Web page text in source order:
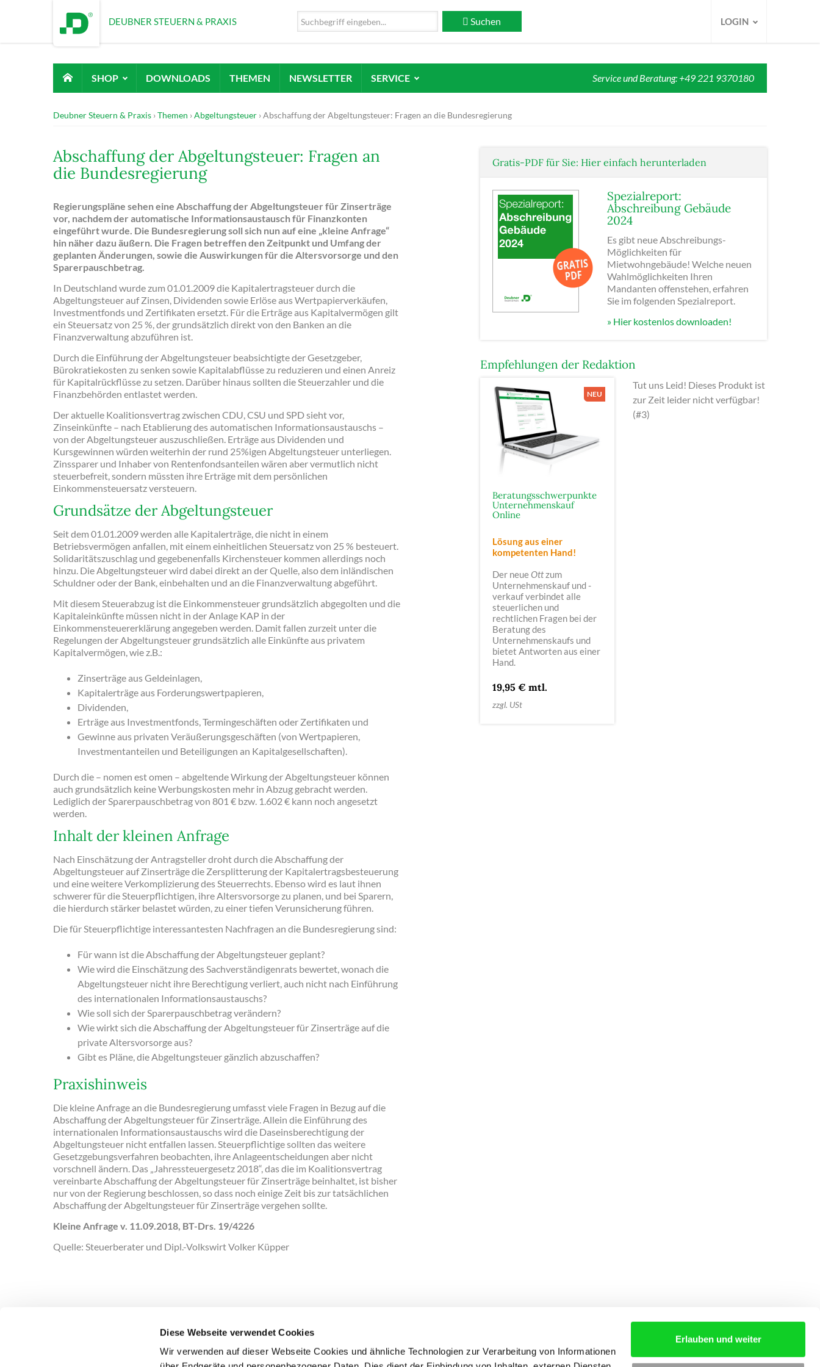
Diese Webseite verwendet Cookies
Wir verwenden auf dieser Webseite Cookies und ähnliche Technologien zur Verarbeitung von Informationen
Erlauben und weiter
DEUBNER STEUERN & PRAXIS Suchen LOGIN
SHOP DOWNLOADS THEMEN NEWSLETTER SERVICE Service und Beratung: +49 221 9370180
Deubner Steuern & Praxis Themen Abgeltungsteuer Abschaffung der Abgeltungsteuer: Fragen an die Bundesregierung
Abschaffung der Abgeltungsteuer: Fragen an
die Bundesregierung
Regierungspläne sehen eine Abschaffung der Abgeltungsteuer für Zinserträge
vor, nachdem der automatische Informationsaustausch für Finanzkonten
eingeführt wurde. Die Bundesregierung soll sich nun auf eine „kleine Anfrage“
hin näher dazu äußern. Die Fragen betreffen den Zeitpunkt und Umfang der
geplanten Änderungen, sowie die Auswirkungen für die Altersvorsorge und den
Sparerpauschbetrag.
In Deutschland wurde zum 01.01.2009 die Kapitalertragsteuer durch die
Abgeltungsteuer auf Zinsen, Dividenden sowie Erlöse aus Wertpapierverkäufen,
Investmentfonds und Zertifikaten ersetzt. Für die Erträge aus Kapitalvermögen gilt
ein Steuersatz von 25 %, der grundsätzlich direkt von den Banken an die
Finanzverwaltung abzuführen ist.
Durch die Einführung der Abgeltungsteuer beabsichtigte der Gesetzgeber,
Bürokratiekosten zu senken sowie Kapitalabflüsse zu reduzieren und einen Anreiz
für Kapitalrückflüsse zu setzen. Darüber hinaus sollten die Steuerzahler und die
Finanzbehörden entlastet werden.
Der aktuelle Koalitionsvertrag zwischen CDU, CSU und SPD sieht vor,
Zinseinkünfte – nach Etablierung des automatischen Informationsaustauschs –
von der Abgeltungsteuer auszuschließen. Erträge aus Dividenden und
Kursgewinnen würden weiterhin der rund 25%igen Abgeltungsteuer unterliegen.
Zinssparer und Inhaber von Rentenfondsanteilen wären aber vermutlich nicht
steuerbefreit, sondern müssten ihre Erträge mit dem persönlichen
Einkommensteuersatz versteuern.
Grundsätze der Abgeltungsteuer
Seit dem 01.01.2009 werden alle Kapitalerträge, die nicht in einem
Betriebsvermögen anfallen, mit einem einheitlichen Steuersatz von 25 % besteuert.
Solidaritätszuschlag und gegebenenfalls Kirchensteuer kommen allerdings noch
hinzu. Die Abgeltungsteuer wird dabei direkt an der Quelle, also dem inländischen
Schuldner oder der Bank, einbehalten und an die Finanzverwaltung abgeführt.
Mit diesem Steuerabzug ist die Einkommensteuer grundsätzlich abgegolten und die
Kapitaleinkünfte müssen nicht in der Anlage KAP in der
Einkommensteuererklärung angegeben werden. Damit fallen zurzeit unter die
Regelungen der Abgeltungsteuer grundsätzlich alle Einkünfte aus privatem
Kapitalvermögen, wie z.B.:
Zinserträge aus Geldeinlagen,
Kapitalerträge aus Forderungswertpapieren,
Dividenden,
Erträge aus Investmentfonds, Termingeschäften oder Zertifikaten und
Gewinne aus privaten Veräußerungsgeschäften (von Wertpapieren,
Investmentanteilen und Beteiligungen an Kapitalgesellschaften).
Durch die – nomen est omen – abgeltende Wirkung der Abgeltungsteuer können
auch grundsätzlich keine Werbungskosten mehr in Abzug gebracht werden.
Lediglich der Sparerpauschbetrag von 801 € bzw. 1.602 € kann noch angesetzt
werden.
Inhalt der kleinen Anfrage
Nach Einschätzung der Antragsteller droht durch die Abschaffung der
Abgeltungsteuer auf Zinserträge die Zersplitterung der Kapitalertragsbesteuerung
und eine weitere Verkomplizierung des Steuerrechts. Ebenso wird es laut ihnen
schwerer für die Steuerpflichtigen, ihre Altersvorsorge zu planen, und bei Sparern,
die hierdurch stärker belastet würden, zu einer tiefen Verunsicherung führen.
Die für Steuerpflichtige interessantesten Nachfragen an die Bundesregierung sind:
Für wann ist die Abschaffung der Abgeltungsteuer geplant?
Wie wird die Einschätzung des Sachverständigenrats bewertet, wonach die
Abgeltungsteuer nicht ihre Berechtigung verliert, auch nicht nach Einführung
des internationalen Informationsaustauschs?
Wie soll sich der Sparerpauschbetrag verändern?
Wie wirkt sich die Abschaffung der Abgeltungsteuer für Zinserträge auf die
private Altersvorsorge aus?
Gibt es Pläne, die Abgeltungsteuer gänzlich abzuschaffen?
Praxishinweis
Die kleine Anfrage an die Bundesregierung umfasst viele Fragen in Bezug auf die
Abschaffung der Abgeltungsteuer für Zinserträge. Allein die Einführung des
internationalen Informationsaustauschs wird die Daseinsberechtigung der
Abgeltungsteuer nicht entfallen lassen. Steuerpflichtige sollten das weitere
Gesetzgebungsverfahren beobachten, ihre Anlageentscheidungen aber nicht
vorschnell ändern. Das „Jahressteuergesetz 2018“, das die im Koalitionsvertrag
vereinbarte Abschaffung der Abgeltungsteuer für Zinserträge beinhaltet, ist bisher
nur von der Regierung beschlossen, so dass noch einige Zeit bis zur tatsächlichen
Abschaffung der Abgeltungsteuer für Zinserträge vergehen sollte.
Kleine Anfrage v. 11.09.2018, BT-Drs. 19/4226
Quelle: Steuerberater und Dipl.-Volkswirt Volker Küpper
Gratis-PDF für Sie: Hier einfach herunterladen
Spezialreport:
Abschreibung Gebäude
2024
Es gibt neue Abschreibungs-
Möglichkeiten für
Mietwohngebäude! Welche neuen
Wahlmöglichkeiten Ihren
Mandanten offenstehen, erfahren
Sie im folgenden Spezialreport.
» Hier kostenlos downloaden!
Empfehlungen der Redaktion
Beratungsschwerpunkte
Unternehmenskauf
Online
Lösung aus einer
kompetenten Hand!
Der neueOttzum
Unternehmenskauf und -
verkauf verbindet alle
steuerlichen und
rechtlichen Fragen bei der
Beratung des
Unternehmenskaufs und
bietet Antworten aus einer
Hand.
19,95 € mtl.
zzgl. USt
Tut uns Leid! Dieses Produkt ist
zur Zeit leider nicht verfügbar!
(#3)